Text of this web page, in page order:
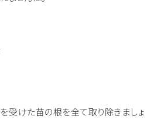
受けた苗の根を全て取り除きましょ